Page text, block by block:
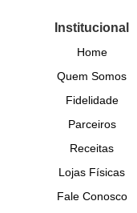
Institucional
Home
Quem Somos
Fidelidade
Parceiros
Receitas
Lojas Físicas
Fale Conosco